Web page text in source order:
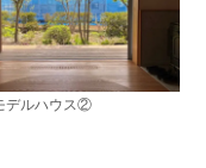
デルハウス②